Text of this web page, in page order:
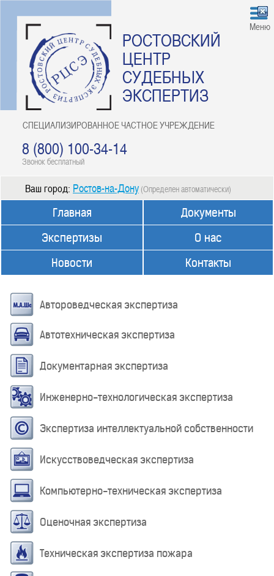
РОСТОВСКИЙ
ЦЕНТР
СУДЕБНЫХ
ЭКСПЕРТИЗ
СПЕЦИАЛИЗИРОВАННОЕ ЧАСТНОЕ УЧРЕЖДЕНИЕ
8 (800) 100-34-14
Звонок бесплатный
Меню
Ваш город: Ростов-на-Дону (Определен автоматически)
Главная
Экспертизы
Новости
Документы
О нас
Контакты
Автороведческая экспертиза
Автотехническая экспертиза
Документарная экспертиза
Инженерно-технологическая экспертиза
Экспертиза интеллектуальной собственности
Искусствоведческая экспертиза
Компьютерно-техническая экспертиза
Оценочная экспертиза
Техническая экспертиза пожара